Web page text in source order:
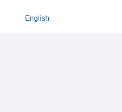
English